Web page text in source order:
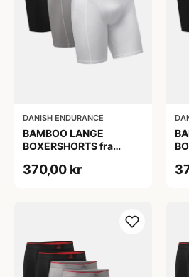
DANISH ENDURANCE
BAMBOO LANGE
BOXERSHORTS fra
Sort/Rød | Grå | Hvid 3-
370,00 kr